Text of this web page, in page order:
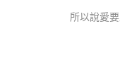
所以說愛